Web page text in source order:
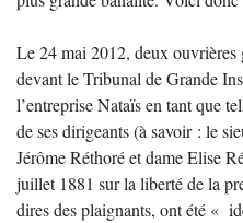
Le 24 mai 2012, deux ouvrières
devant le Tribunal de Grande
l’entreprise Nataïs en tant que
de ses dirigeants (à savoir : le
Jérôme Réthoré et dame Elise
juillet 1881 sur la liberté de la
dires des plaignants, ont été «